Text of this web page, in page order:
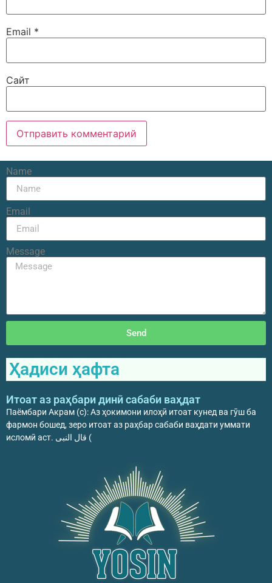
Email *
Сайт
Name
Email
Message
Send
Ҳадиси ҳафта
Итоат аз раҳбари динӣ сабаби ваҳдат
Паёмбари Акрам (с): Аз ҳокимони илоҳӣ итоат кунед ва гӯш ба
фармон бошед, зеро итоат аз раҳбар сабаби ваҳдати уммати
исломӣ аст. قال النبی (